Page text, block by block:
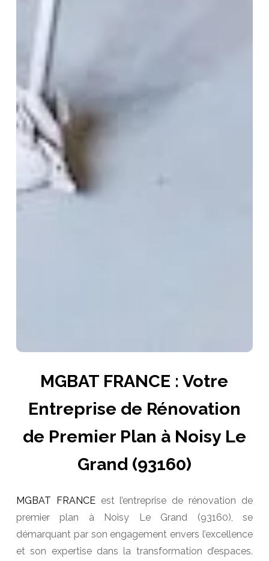
MGBAT FRANCE : Votre
Entreprise de Rénovation
de Premier Plan à Noisy Le
Grand (93160)
MGBAT FRANCEest l’entreprise de rénovation de
premier plan à Noisy Le Grand (93160), se
démarquant par son engagement envers l’excellence
et son expertise dans la transformation d’espaces.